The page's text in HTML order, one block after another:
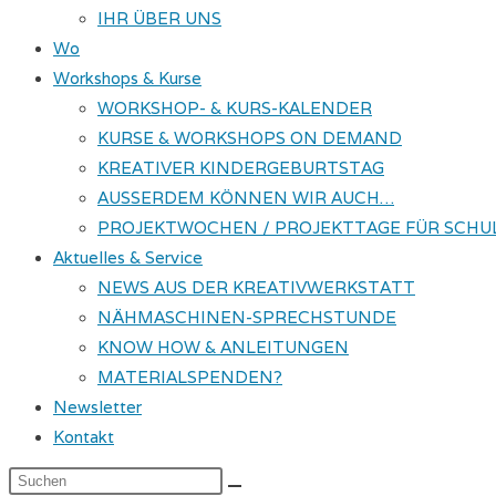
IHR ÜBER UNS
Wo
Workshops & Kurse
WORKSHOP- & KURS-KALENDER
KURSE & WORKSHOPS ON DEMAND
KREATIVER KINDERGEBURTSTAG
AUSSERDEM KÖNNEN WIR AUCH…
PROJEKTWOCHEN / PROJEKTTAGE FÜR
Aktuelles & Service
NEWS AUS DER KREATIVWERKSTATT
NÄHMASCHINEN-SPRECHSTUNDE
KNOW HOW & ANLEITUNGEN
MATERIALSPENDEN?
Newsletter
Kontakt